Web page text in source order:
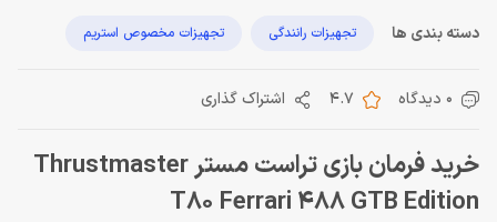
دسته بندی ها تجهیزات رانندگی تجهیزات مخصوص استریم
0 دیدگاه 4.7 اشتراک گذاری
خرید فرمان بازی تراست مستر Thrustmaster
T80 Ferrari 488 GTB Edition